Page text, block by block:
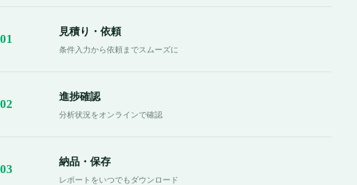
01
見積り・依頼
条件入力から依頼までスムーズに
02
進捗確認
分析状況をオンラインで確認
03
納品・保存
レポートをいつでもダウンロード